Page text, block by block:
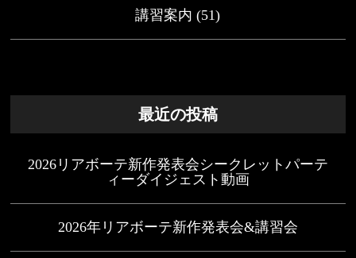
講習案内 (51)
最近の投稿
2026リアボーテ新作発表会シークレットパーテ
ィーダイジェスト動画
2026年リアボーテ新作発表会&講習会